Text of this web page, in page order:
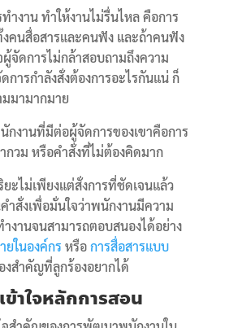
ำงาน ทำให้งานไม่รื่นไหล คือการ
คนสื่อสารและคนฟัง และถ้าคนฟัง
จัดการไม่กล้าสอบถามถึงความ
การกำลังสั่งต้องการอะไรกันแน่ ก็
มามากมาย
กงานที่มีต่อผู้จัดการของเขาคือการ
กวม หรือคำสั่งที่ไม่ต้องคิดมาก
ะไม่เพียงแต่สั่งการที่ชัดเจนแล้ว
ำสั่งเพื่อมั่นใจว่าพนักงานมีความ
งานจนสามารถตอบสนองได้อย่าง
ยในองค์กร หรือการสื่อสารแบบ
งสำคัญที่ลูกร้องอยากได้
าใจหลักการสอน